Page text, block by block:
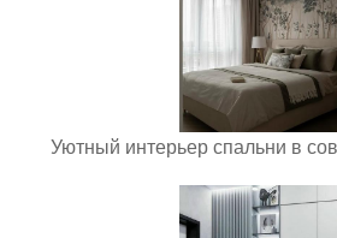
Уютный интерьер спальни в